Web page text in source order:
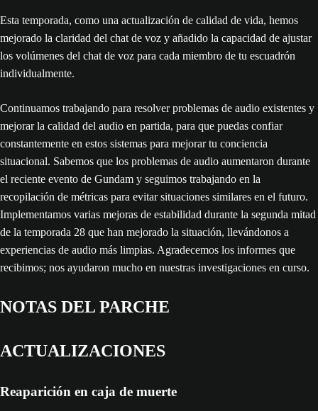
Esta temporada, como una actualización de calidad de vida, hemos
mejorado la claridad del chat de voz y añadido la capacidad de ajustar
los volúmenes del chat de voz para cada miembro de tu escuadrón
individualmente.
Continuamos trabajando para resolver problemas de audio existentes y
mejorar la calidad del audio en partida, para que puedas confiar
constantemente en estos sistemas para mejorar tu conciencia
situacional. Sabemos que los problemas de audio aumentaron durante
el reciente evento de Gundam y seguimos trabajando en la
recopilación de métricas para evitar situaciones similares en el futuro.
Implementamos varias mejoras de estabilidad durante la segunda mitad
de la temporada 28 que han mejorado la situación, llevándonos a
experiencias de audio más limpias. Agradecemos los informes que
recibimos; nos ayudaron mucho en nuestras investigaciones en curso.
NOTAS DEL PARCHE
ACTUALIZACIONES
Reaparición en caja de muerte